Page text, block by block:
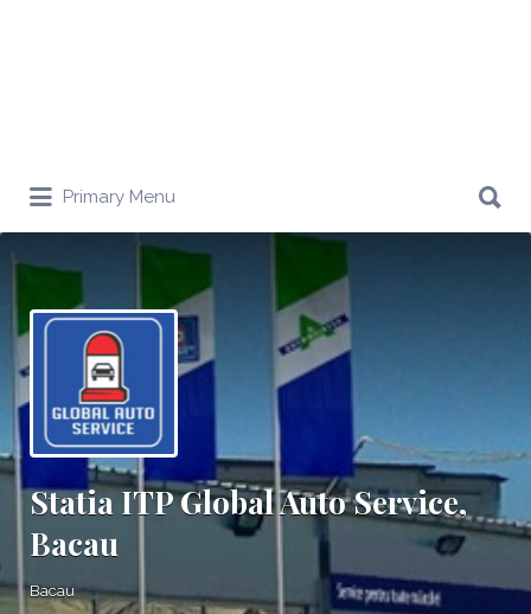
Primary Menu
for:
Statia ITP Global Auto Service,
Bacau
Bacau